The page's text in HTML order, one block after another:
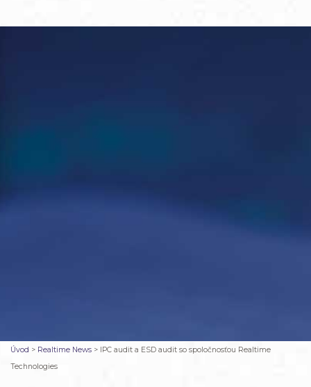
Úvod > Realtime News > IPC audit a ESD audit so spoločnosťou Realtime
Technologies